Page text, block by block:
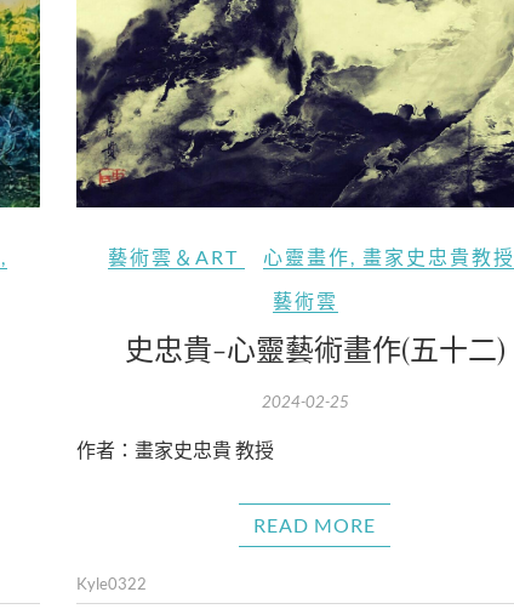
,
藝術雲＆ART 心靈畫作,畫家史忠貴教授
藝術雲
史忠貴-心靈藝術畫作(五十二)
2024-02-25
作者：畫家史忠貴 教授
READ MORE
Kyle0322